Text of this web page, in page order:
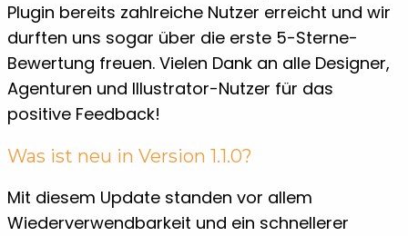
Plugin bereits zahlreiche Nutzer erreicht und wir
durften uns sogar über die erste 5-Sterne-
Bewertung freuen. Vielen Dank an alle Designer,
Agenturen und Illustrator-Nutzer für das
positive Feedback!
Was ist neu in Version 1.1.0?
Mit diesem Update standen vor allem
Wiederverwendbarkeit und ein schnellerer